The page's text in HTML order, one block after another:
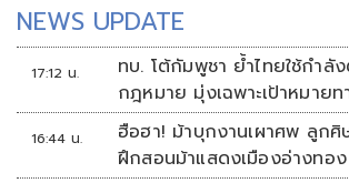
NEWS UPDATE
17:12 น.
ทบ. โต้กัมพูชา ย้ำไทยใช้กำลั
กฎหมาย มุ่งเฉพาะเป้าหมายท
16:44 น.
ฮือฮา! ม้าบุกงานเผาศพ ลูกศิ
ฝึกสอนม้าแสดงเมืองอ่างทอง